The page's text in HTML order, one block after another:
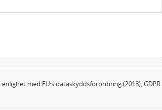
med EU:s dataskyddsförordning (2018), GDPR.